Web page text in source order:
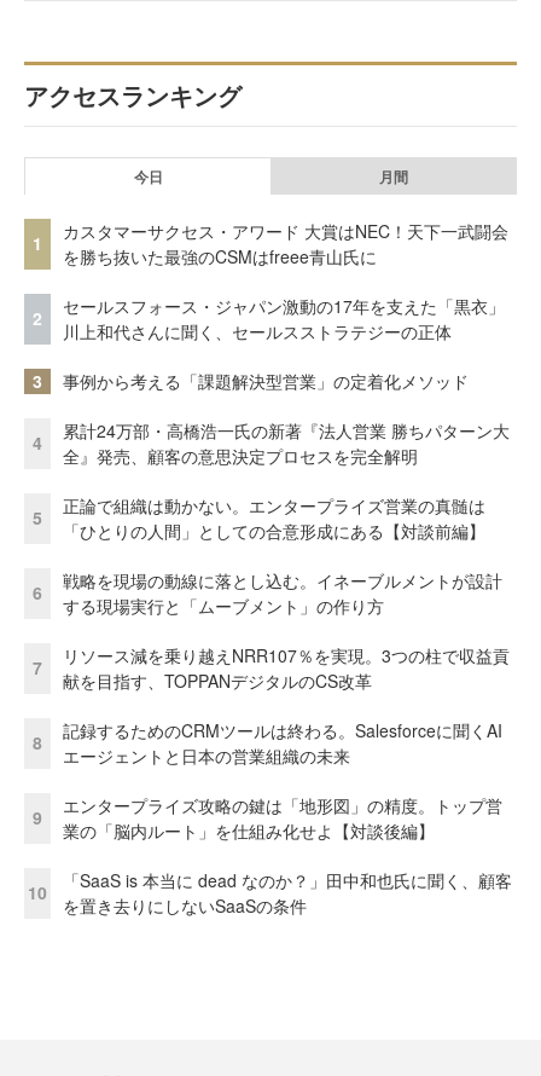
アクセスランキング
今日 月間
1
カスタマーサクセス・アワード 大賞はNEC！天下一武闘会
を勝ち抜いた最強のCSMはfreee青山氏に
2
セールスフォース・ジャパン激動の17年を支えた「黒衣」
川上和代さんに聞く、セールスストラテジーの正体
3 事例から考える「課題解決型営業」の定着化メソッド
4
累計24万部・高橋浩一氏の新著『法人営業 勝ちパターン大
全』発売、顧客の意思決定プロセスを完全解明
5
正論で組織は動かない。エンタープライズ営業の真髄は
「ひとりの人間」としての合意形成にある【対談前編】
6
戦略を現場の動線に落とし込む。イネーブルメントが設計
する現場実行と「ムーブメント」の作り方
7
リソース減を乗り越えNRR107％を実現。3つの柱で収益貢
献を目指す、TOPPANデジタルのCS改革
8
記録するためのCRMツールは終わる。Salesforceに聞くAI
エージェントと日本の営業組織の未来
9
エンタープライズ攻略の鍵は「地形図」の精度。トップ営
業の「脳内ルート」を仕組み化せよ【対談後編】
10
「SaaS is 本当に dead なのか？」田中和也氏に聞く、顧客
を置き去りにしないSaaSの条件